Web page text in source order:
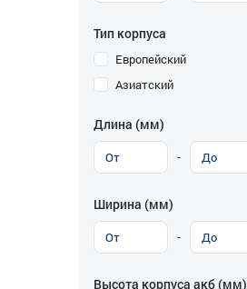
Тип корпуса
Европейский
Азиатский
Длина (мм)
-
Ширина (мм)
-
Высота корпуса акб (мм)